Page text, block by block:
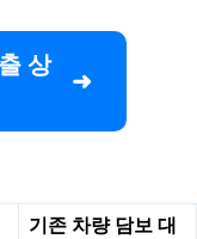
상
기존 차량 담보 대